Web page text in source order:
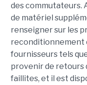
des commutateurs.
de matériel
renseigner sur les
reconditionnement
fournisseurs tels
provenir de retours
faillites, et il est